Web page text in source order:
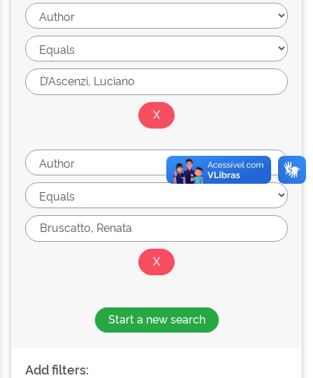
Start a new search
Add filters: